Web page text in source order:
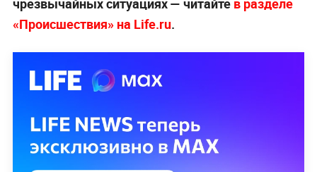
чрезвычайных ситуациях — читайте в разделе
«Происшествия» на Life.ru.